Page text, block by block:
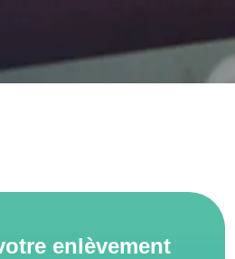
enlèvement